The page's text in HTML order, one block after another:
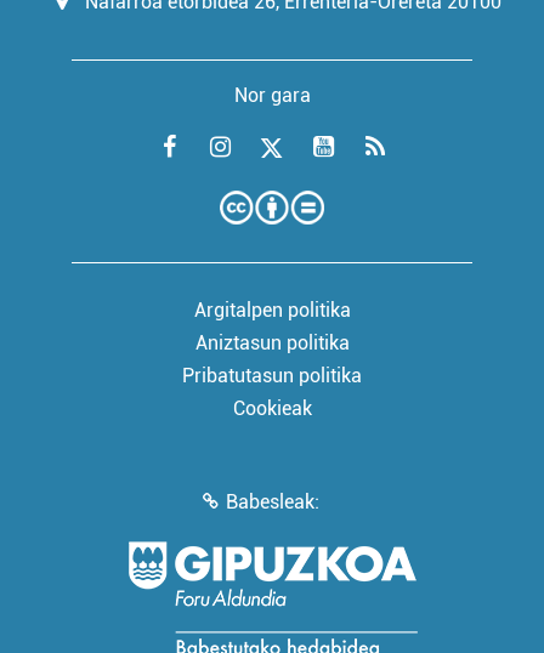
Nor gara
Argitalpen politika
Aniztasun politika
Pribatutasun politika
Cookieak
Babesleak: